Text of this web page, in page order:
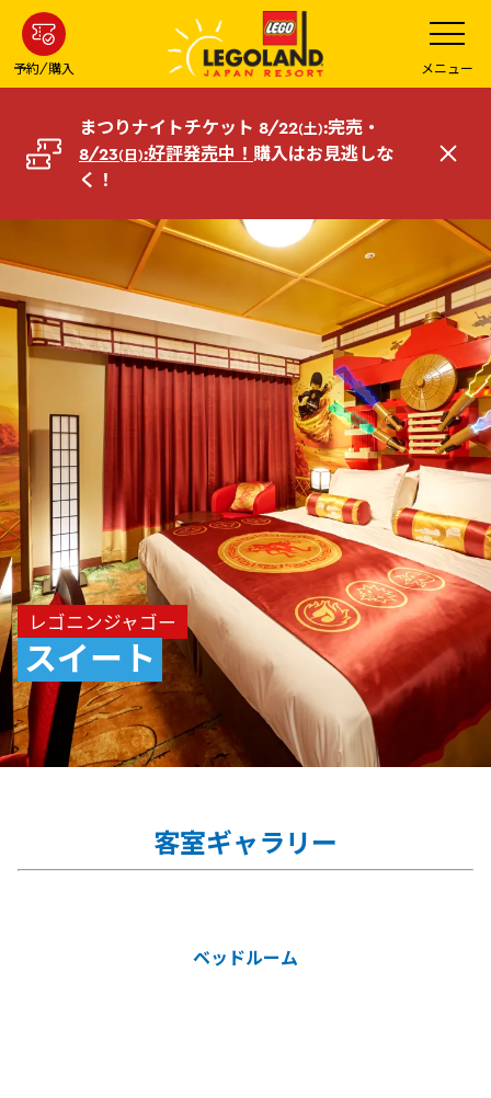
ン
コ
へ
予約/購入
メ
ニ
ュ
ー
を
開
メニュー
まつりナイトチケット 8/22(土):完売・
8/23(日):好評発売中！ 購入はお見逃しな
く！
閉
レゴニンジャゴー
スイート
客室ギャラリー
ベッドルーム